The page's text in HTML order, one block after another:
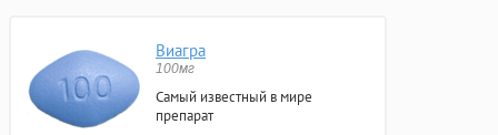
Виагра
100мг
Самый известный в мире
препарат